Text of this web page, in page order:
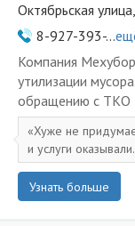
Октябрьская
8-927-393-...
Компания
утилизации
обращению с ТКО
Хуже не
и услуги
Узнать больше